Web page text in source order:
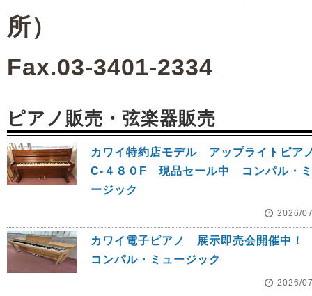
所）
Fax.03-3401-2334
ピアノ販売・弦楽器販売
カワイ特約店モデル アップライトピ
C‐４８０F 現品セール中 コンパル・
ージック
2026/
カワイ電子ピアノ 展示即売会開催
コンパル・ミュージック
2026/